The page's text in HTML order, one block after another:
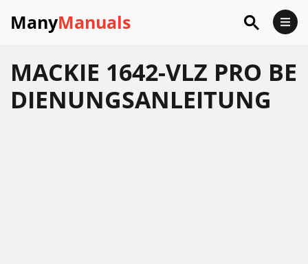
ManyManuals
MACKIE 1642-VLZ PRO BE
DIENUNGSANLEITUNG